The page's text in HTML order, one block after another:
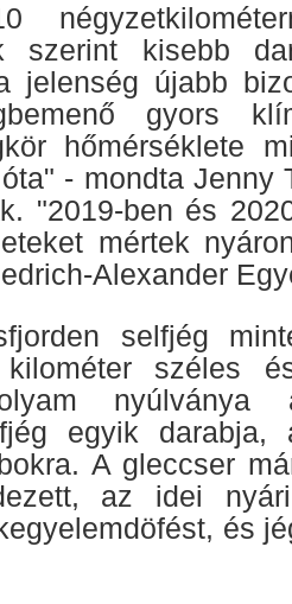
szerint kisebb
jelenség újabb
gyors
hőmérséklete
- mondta Jenny
"2019-ben és
mértek
Alexander
selfjég
széles
nyúlványa
egyik darabja,
A gleccser
az idei
és